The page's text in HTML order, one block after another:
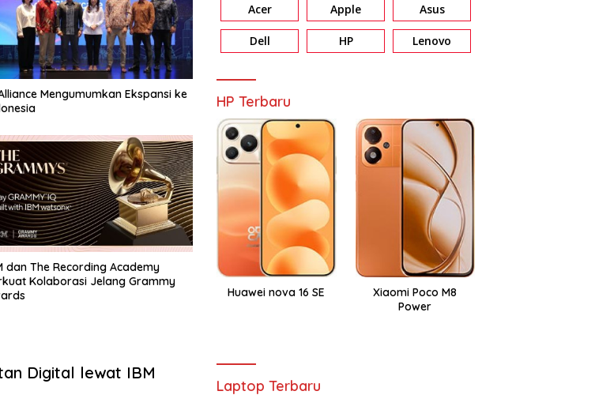
Mengumumkan Ekspansi ke
dan The Recording Academy
Kolaborasi Jelang Grammy
Digital lewat IBM
Acer Apple Asus
Dell HP Lenovo
HP Terbaru
Huawei nova 16 SE
Xiaomi Poco M8
Power
Laptop Terbaru